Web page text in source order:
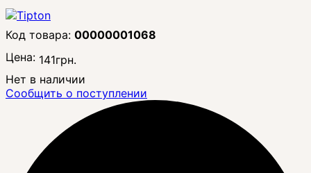
00000001068
Цена: 141грн.
Нет в наличии
Сообщить о поступлении